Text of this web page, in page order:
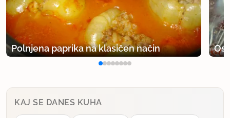
Polnjena paprika na klasičen način
KAJ SE DANES KUHA